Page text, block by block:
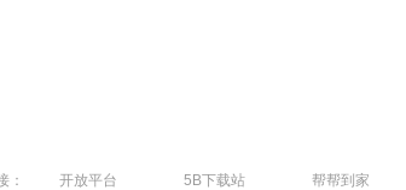
： 开放平台 5B下载站 帮帮到家